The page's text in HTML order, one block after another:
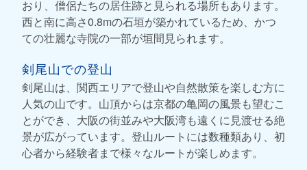
おり、僧侶たちの居住跡と見られる場所もあります。
西と南に高さ0.8mの石垣が築かれているため、かつ
ての壮麗な寺院の一部が垣間見られます。
剣尾山での登山
剣尾山は、関西エリアで登山や自然散策を楽しむ方に
人気の山です。山頂からは京都の亀岡の風景も望むこ
とができ、大阪の街並みや大阪湾も遠くに見渡せる絶
景が広がっています。登山ルートには数種類あり、初
心者から経験者まで様々なルートが楽しめます。